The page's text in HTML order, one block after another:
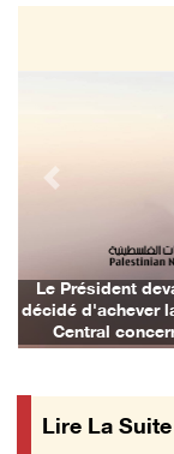
08/August/2026
Les forces
07/August/2026
Les forces
07/August/2026
Les forces
Le Président
décidé d'achever
Central
Previous
Lire La Suite